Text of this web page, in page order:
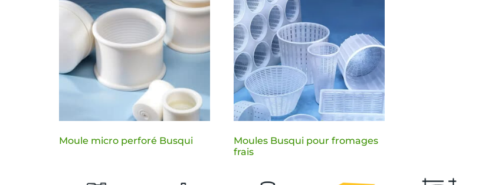
Moule micro perforé Busqui
Moules Busqui pour fromages
frais